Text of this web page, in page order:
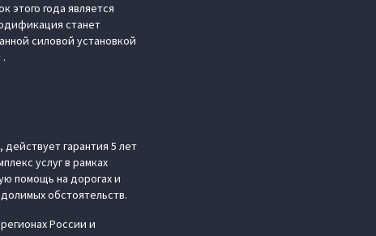
этого года является
станет
силовой установкой
.
гарантия 5 лет
услуг в рамках
помощь на дорогах и
обстоятельств.
России и